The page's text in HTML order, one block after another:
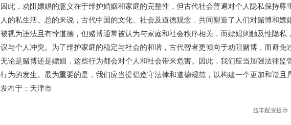
因此，劝阻嫖娼的意义在于维护婚姻和家庭的完整性，但古代社会普遍对个人隐私保持尊
人的私生活。总的来说，古代中国的文化、社会及道德观念，共同塑造了人们对赌博和嫖
被视为违法且有悖道德，但赌博通常被认为与家庭和社会秩序相关，而嫖娼则触及性隐私
议与个人冲突。为了维护家庭的稳定与社会的和谐，古代智者更倾向于劝阻赌博，而避免
无论是赌博还是嫖娼，这些行为都会对个人和社会带来危害。因此，我们应当加强法律监
行为的发生。最为重要的是，我们应当提倡遵守法律和道德规范，以构建一个更加和谐且
发布于：天津市
益丰配资提示